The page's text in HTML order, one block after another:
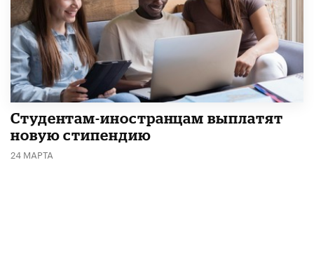
Студентам-иностранцам выплатят
новую стипендию
24 МАРТА